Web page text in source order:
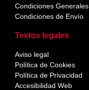
Condiciones Generales
Condiciones de Envío
Textos legales
Aviso legal
Política de Cookies
Política de Privacidad
Accesibilidad Web